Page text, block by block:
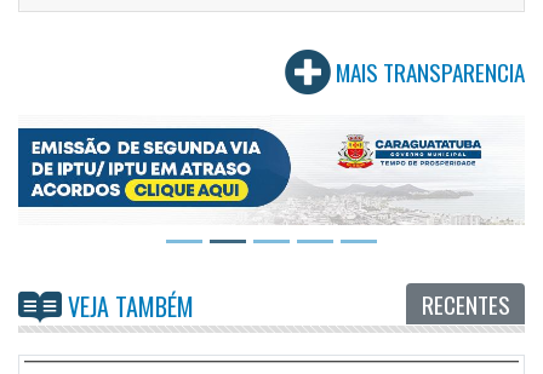
MAIS TRANSPARENCIA
VEJA TAMBÉM RECENTES